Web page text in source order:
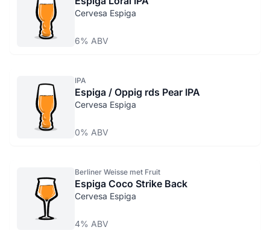
Cervesa Espiga
6% ABV
IPA
Espiga / Oppig rds Pear IPA
Cervesa Espiga
0% ABV
Berliner Weisse met Fruit
Espiga Coco Strike Back
Cervesa Espiga
4% ABV